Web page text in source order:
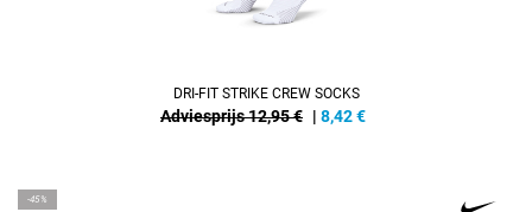
DRI-FIT STRIKE CREW SOCKS
Adviesprijs 12,95 € | 8,42€
-45%